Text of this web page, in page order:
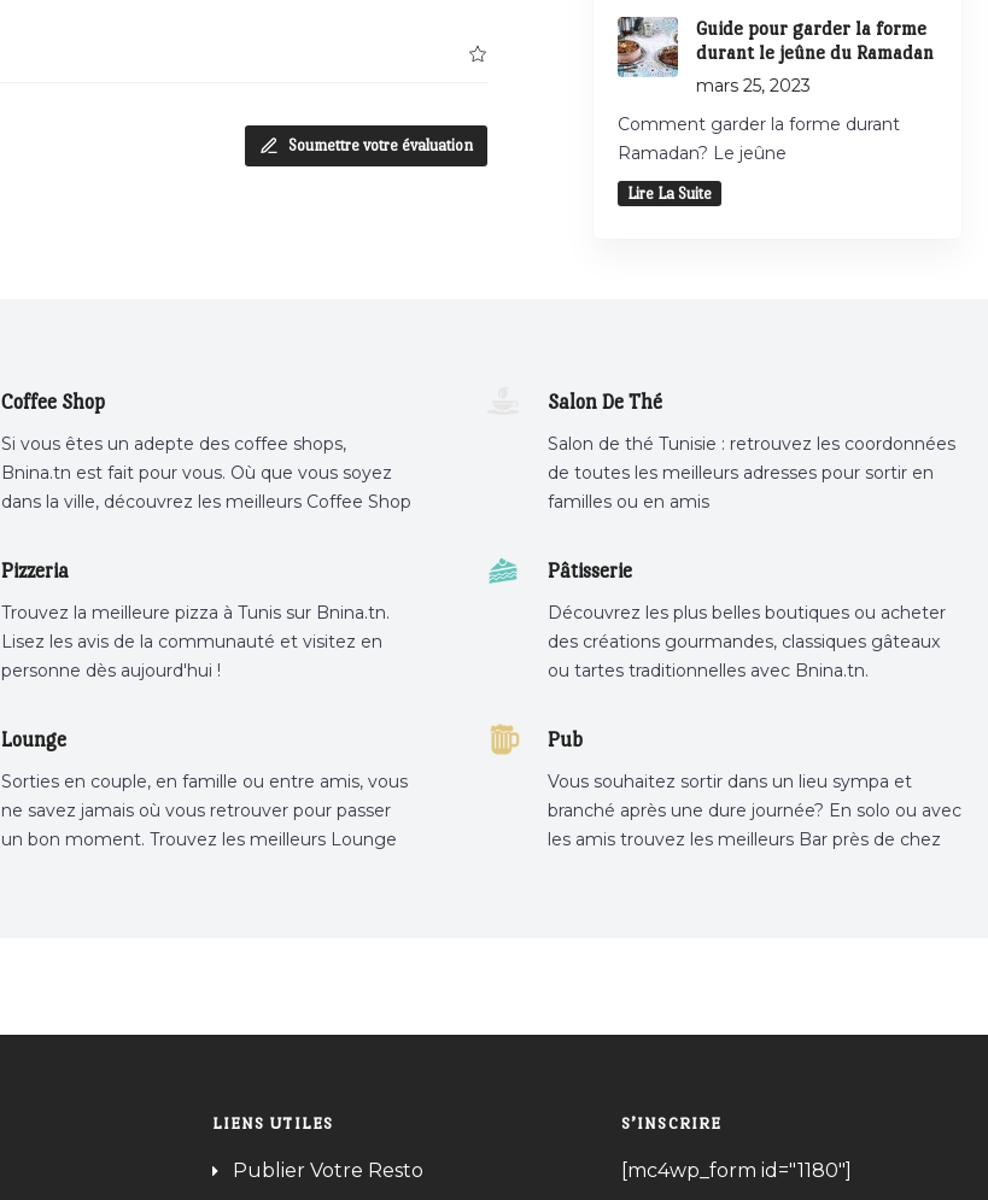
Soumettre votre évaluation
Guide pour garder la forme
durant le jeûne du Ramadan
mars 25, 2023
Comment garder la forme durant
Ramadan? Le jeûne
Lire La Suite
Coffee Shop
Si vous êtes un adepte des coffee shops,
Bnina.tn est fait pour vous. Où que vous soyez
dans la ville, découvrez les meilleurs Coffee Shop
Salon De Thé
Salon de thé Tunisie : retrouvez les coordonnées
de toutes les meilleurs adresses pour sortir en
familles ou en amis
Pizzeria
Trouvez la meilleure pizza à Tunis sur Bnina.tn.
Lisez les avis de la communauté et visitez en
personne dès aujourd'hui !
Pâtisserie
Découvrez les plus belles boutiques ou acheter
des créations gourmandes, classiques gâteaux
ou tartes traditionnelles avec Bnina.tn.
tunis, patisserie tunis, pâtisserie sousse .
Lounge
Sorties en couple, en famille ou entre amis, vous
ne savez jamais où vous retrouver pour passer
un bon moment. Trouvez les meilleurs Lounge
Pub
Vous souhaitez sortir dans un lieu sympa et
branché après une dure journée? En solo ou avec
les amis trouvez les meilleurs Bar près de chez
LIENS UTILES
Publier Votre Resto
S’INSCRIRE
[mc4wp_form id="1180"]